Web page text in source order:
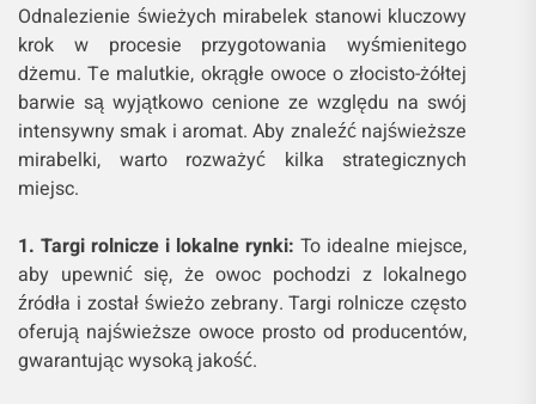
Odnalezienie świeżych mirabelek stanowi kluczowy
krok w procesie przygotowania wyśmienitego
dżemu. Te malutkie, okrągłe owoce o złocisto-żółtej
barwie są wyjątkowo cenione ze względu na swój
intensywny smak i aromat. Aby znaleźć najświeższe
mirabelki, warto rozważyć kilka strategicznych
miejsc.
1. Targi rolnicze i lokalne rynki: To idealne miejsce,
aby upewnić się, że owoc pochodzi z lokalnego
źródła i został świeżo zebrany. Targi rolnicze często
oferują najświeższe owoce prosto od producentów,
gwarantując wysoką jakość.